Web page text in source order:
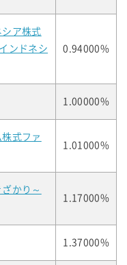
ア株式
ンドネシ
0.94000%
1.00000%
式ファ
1.01000%
かり～
1.17000%
1.37000%